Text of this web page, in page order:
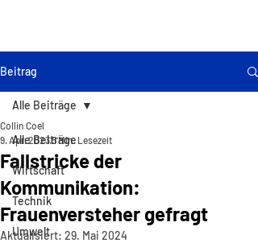
Beitrag
Alle Beiträge
Wirtschaft
Technik
Umwelt
Alle Beiträge
Fallstricke der
Kommunikation:
Frauenversteher gefragt
Collin Coel
9. Apr. 20235 Min. Lesezeit
Aktualisiert: 29. Mai 2024